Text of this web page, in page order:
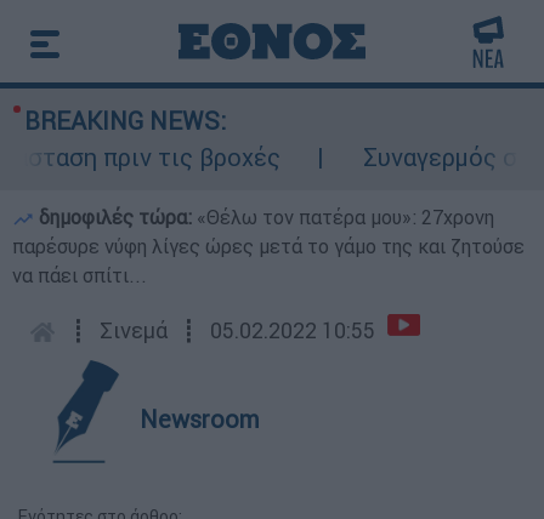
BREAKING NEWS:
πριν τις βροχές
Συναγερμός στον
δημοφιλές τώρα: «Θέλω τον πατέρα μου»: 27χρονη
παρέσυρε νύφη λίγες ώρες μετά το γάμο της και ζητούσε
να πάει σπίτι...
┋ Σινεμά ┋ 05.02.2022 10:55
Newsroom